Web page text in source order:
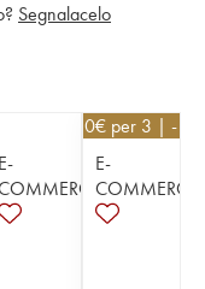
Segnalacelo
E-
34,20€ per 3 | -
E-
COMMERCE